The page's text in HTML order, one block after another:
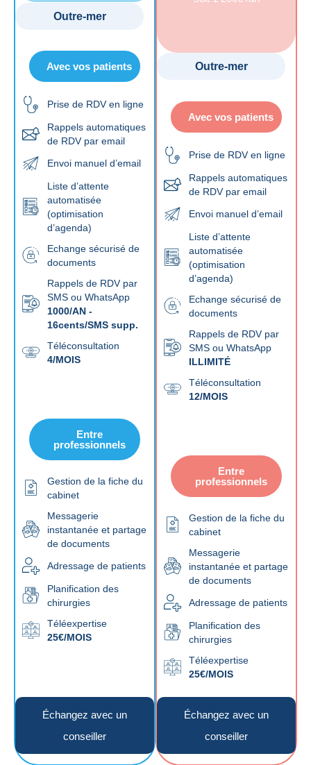
Outre-mer
Avec vos patients
Prise de RDV en ligne
Rappels automatiques
de RDV par email
Envoi manuel d’email
Liste d’attente
automatisée
(optimisation
d’agenda)
Echange sécurisé de
documents
Rappels de RDV par
SMS ou WhatsApp
1000/AN -
16cents/SMS supp.
Téléconsultation
4/MOIS
Entre
professionnels
Gestion de la fiche du
cabinet
Messagerie
instantanée et partage
de documents
Adressage de patients
Planification des
chirurgies
Téléexpertise
25€/MOIS
Échangez avec un
conseiller
Outre-mer
Avec vos patients
Prise de RDV en ligne
Rappels automatiques
de RDV par email
Envoi manuel d’email
Liste d’attente
automatisée
(optimisation
d’agenda)
Echange sécurisé de
documents
Rappels de RDV par
SMS ou WhatsApp
ILLIMITÉ
Téléconsultation
12/MOIS
Entre
professionnels
Gestion de la fiche du
cabinet
Messagerie
instantanée et partage
de documents
Adressage de patients
Planification des
chirurgies
Téléexpertise
25€/MOIS
Échangez avec un
conseiller